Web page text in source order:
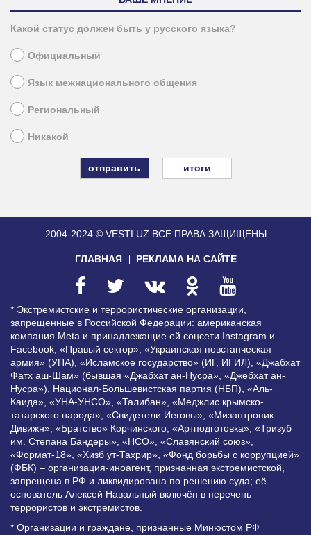
Какой статус должен быть у русского языка?
Официальный
Язык межнационального общения
Региональный
Никакой
итоги
2004-2024 © VESTI.UZ ВСЕ ПРАВА ЗАЩИЩЕНЫ
ГЛАВНАЯ РЕКЛАМА НА САЙТЕ
* Экстремистские и террористические организации,
запрещенные в Российской Федерации: американская
компания Meta и принадлежащие ей соцсети Instagram и
Facebook, «Правый сектор», «Украинская повстанческая
армия» (УПА), «Исламское государство» (ИГ, ИГИЛ), «Джабхат
Фатх аш-Шам» (бывшая «Джабхат ан-Нусра», «Джебхат ан-
Нусра»), Национал-Большевистская партия (НБП), «Аль-
Каида», «УНА-УНСО», «Талибан», «Меджлис крымско-
татарского народа», «Свидетели Иеговы», «Мизантропик
Дивижн», «Братство» Корчинского, «Артподготовка», «Тризуб
им. Степана Бандеры», «НСО», «Славянский союз»,
«Формат-18», «Хизб ут-Тахрир», «Фонд борьбы с коррупцией»
(ФБК) – организация-иноагент, признанная экстремистской,
запрещена в РФ и ликвидирована по решению суда; её
основатель Алексей Навальный включён в перечень
террористов и экстремистов.
* Организации и граждане, признанные Минюстом РФ